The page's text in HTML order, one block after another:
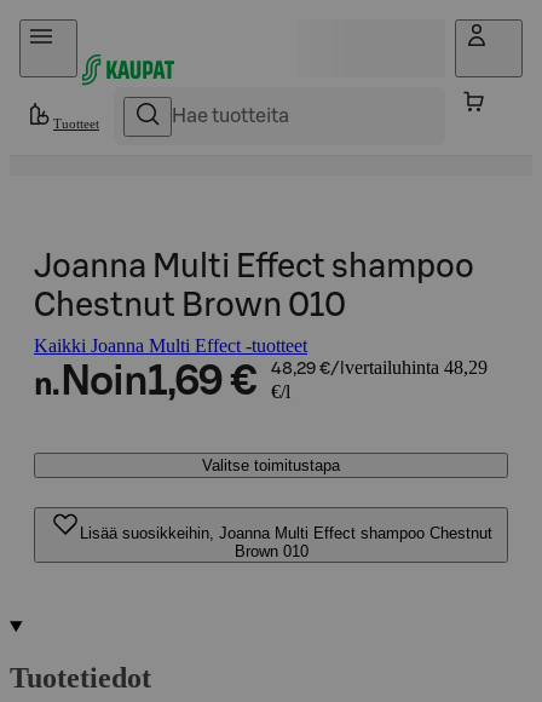
Hyppää sisältöön
Tuotteet
Joanna Multi Effect shampoo
Chestnut Brown 010
Kaikki Joanna Multi Effect -tuotteet
n. Noin1,69 € 48,29 €/l vertailuhinta 48,29
€/l
Valitse toimitustapa
Lisää suosikkeihin, Joanna Multi Effect shampoo Chestnut
Brown 010
Tuotetiedot